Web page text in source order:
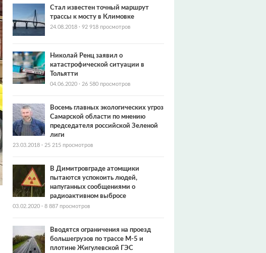
Стал известен точный маршрут
трассы к мосту в Климовке
24.08.2018 · 92 918 просмотров
Николай Ренц заявил о
катастрофической ситуации в
Тольятти
04.06.2020 · 26 580 просмотров
Восемь главных экологических угроз
Самарской области по мнению
председателя российской Зеленой
лиги
23.03.2018 · 25 215 просмотров
В Димитровграде атомщики
пытаются успокоить людей,
напуганных сообщениями о
радиоактивном выбросе
03.02.2020 · 8 887 просмотров
Вводятся ограничения на проезд
большегрузов по трассе М-5 и
плотине Жигулевской ГЭС